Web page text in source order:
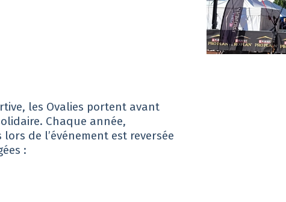
les Ovalies portent avant
Chaque année,
de l’événement est reversée
: